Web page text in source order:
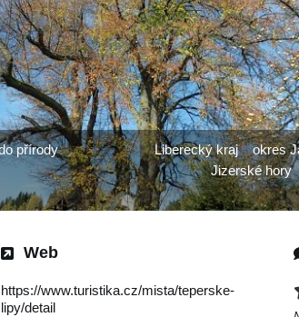
Web
https://www.turistika.cz/mista/teperske-
lipy/detail
přírody Liberecký kraj okres
Jizerské hory